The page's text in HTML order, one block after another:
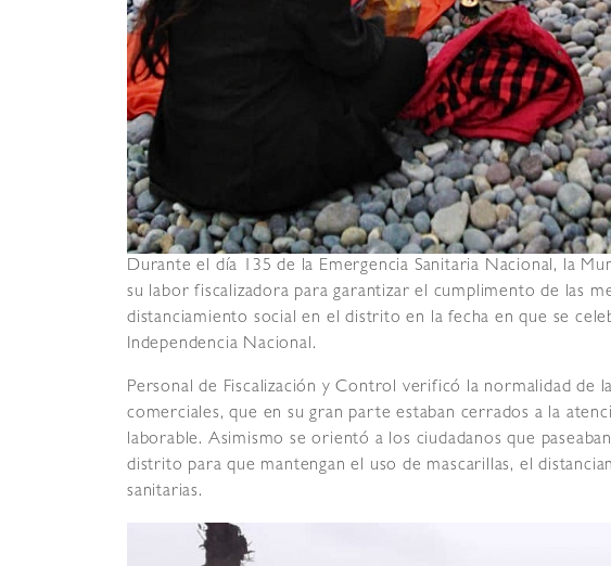
Durante el día 135 de la Emergencia Sanitaria Nacional, la
su labor fiscalizadora para garantizar el cumplimento de las
distanciamiento social en el distrito en la fecha en que se
Independencia Nacional.
Personal de Fiscalización y Control verificó la normalidad de
comerciales, que en su gran parte estaban cerrados a la
laborable. Asimismo se orientó a los ciudadanos que
distrito para que mantengan el uso de mascarillas, el
sanitarias.